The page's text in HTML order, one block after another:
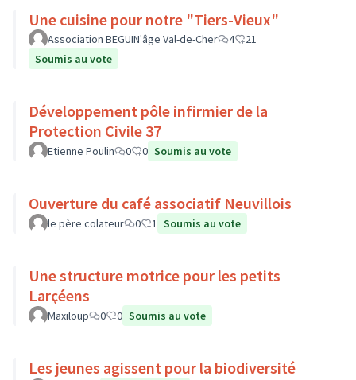
Une cuisine pour notre "Tiers-Vieux"
Association BEGUIN'âge Val-de-Cher 4
21
Soumis au vote
Développement pôle infirmier de la
Protection Civile 37
Etienne Poulin 0 0 Soumis au vote
Ouverture du café associatif Neuvillois
le père colateur 0 1 Soumis au vote
Une structure motrice pour les petits
Larçéens
Maxiloup 0 0 Soumis au vote
Les jeunes agissent pour la biodiversité